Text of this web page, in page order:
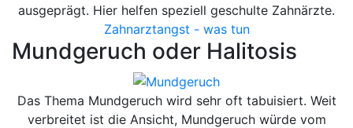
ausgeprägt. Hier helfen speziell geschulte Zahnärzte.
Zahnarztangst - was tun
Mundgeruch oder Halitosis
Das Thema Mundgeruch wird sehr oft tabuisiert. Weit
verbreitet ist die Ansicht, Mundgeruch würde vom